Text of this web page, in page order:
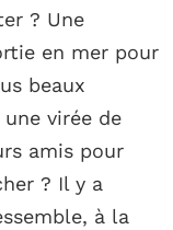
? Une
en mer pour
beaux
virée de
amis pour
? Il y a
à la